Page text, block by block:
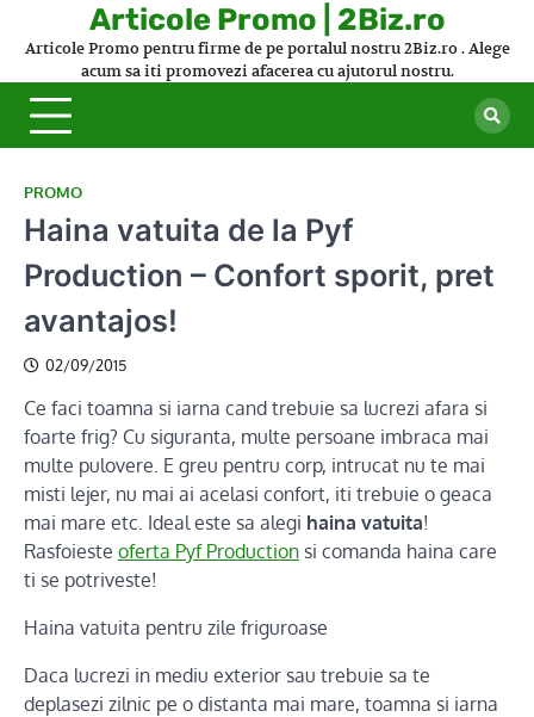
Articole Promo | 2Biz.ro
Articole Promo pentru firme de pe portalul nostru 2Biz.ro . Alege
acum sa iti promovezi afacerea cu ajutorul nostru.
PROMO
Haina vatuita de la Pyf
Production – Confort sporit, pret
avantajos!
02/09/2015
Ce faci toamna si iarna cand trebuie sa lucrezi afara si
foarte frig? Cu siguranta, multe persoane imbraca mai
multe pulovere. E greu pentru corp, intrucat nu te mai
misti lejer, nu mai ai acelasi confort, iti trebuie o geaca
mai mare etc. Ideal este sa alegi haina vatuita!
Rasfoieste oferta Pyf Production si comanda haina care
ti se potriveste!
Haina vatuita pentru zile friguroase
Daca lucrezi in mediu exterior sau trebuie sa te
deplasezi zilnic pe o distanta mai mare, toamna si iarna